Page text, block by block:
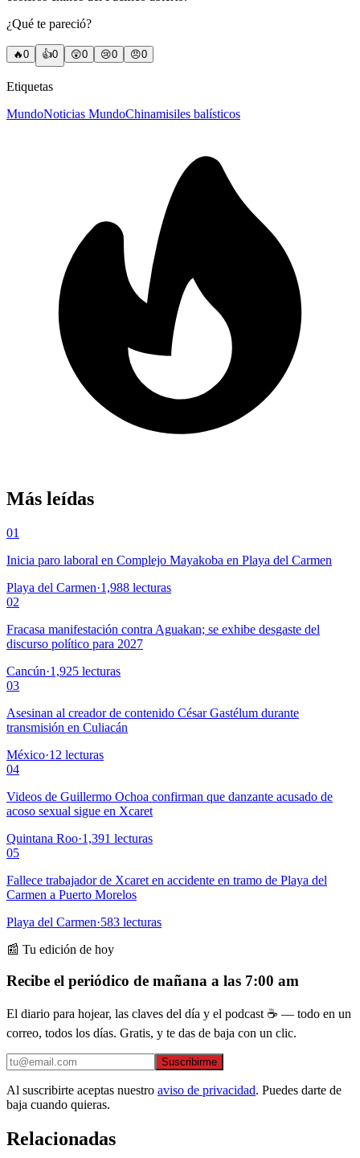
¿Qué te pareció?
🔥0 👍0 😲0 😢0 😠0
Etiquetas
MundoNoticias MundoChinamisiles balísticos
Más leídas
01
Inicia paro laboral en Complejo Mayakoba en Playa del Carmen
Playa del Carmen·1,988 lecturas
02
Fracasa manifestación contra Aguakan; se exhibe desgaste del
discurso político para 2027
Cancún·1,925 lecturas
03
Asesinan al creador de contenido César Gastélum durante
transmisión en Culiacán
México·12 lecturas
04
Videos de Guillermo Ochoa confirman que danzante acusado de
acoso sexual sigue en Xcaret
Quintana Roo·1,391 lecturas
05
Fallece trabajador de Xcaret en accidente en tramo de Playa del
Carmen a Puerto Morelos
Playa del Carmen·583 lecturas
📰 Tu edición de hoy
Recibe el periódico de mañana a las 7:00 am
El diario para hojear, las claves del día y el podcast ☕ — todo en un
correo, todos los días. Gratis, y te das de baja con un clic.
Suscribirme
Al suscribirte aceptas nuestro aviso de privacidad. Puedes darte de
baja cuando quieras.
Relacionadas